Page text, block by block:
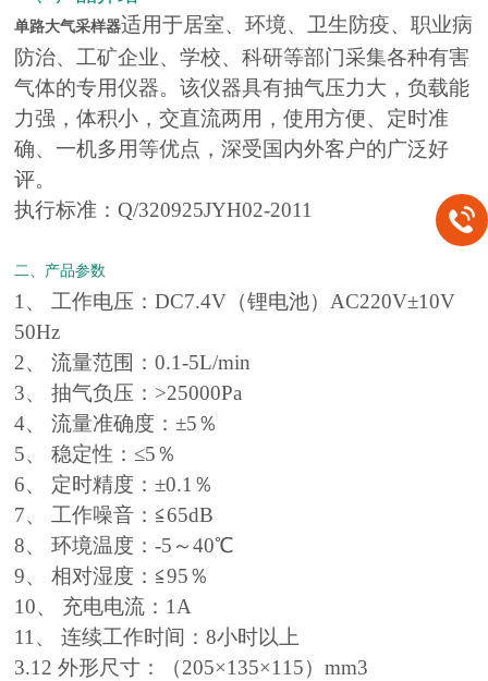
单路大气采样器适用于居室、环境、卫生防疫、职业病
防治、工矿企业、学校、科研等部门采集各种有害
气体的专用仪器。该仪器具有抽气压力大，负载能
力强，体积小，交直流两用，使用方便、定时准
确、一机多用等优点，深受国内外客户的广泛好
评。
执行标准：Q/320925JYH02-2011
二、产品参数
1、 工作电压：DC7.4V（锂电池）AC220V±10V
50Hz
2、 流量范围：0.1-5L/min
3、 抽气负压：>25000Pa
4、 流量准确度：±5％
5、 稳定性：≤5％
6、 定时精度：±0.1％
7、 工作噪音：≦65dB
8、 环境温度：-5～40℃
9、 相对湿度：≦95％
10、 充电电流：1A
11、 连续工作时间：8小时以上
3.12 外形尺寸：（205×135×115）mm3